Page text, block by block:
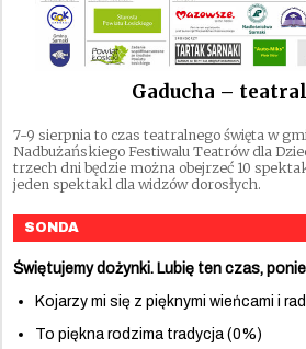
Gaducha –
7-9 sierpnia to czas teatralnego święta w
Nadbużańskiego Festiwalu Teatrów dla
trzech dni będzie można obejrzeć 10
jeden spektakl dla widzów dorosłych.
SONDA
Świętujemy dożynki. Lubię ten czas,
Kojarzy mi się z pięknymi wieńcami i
To piękna rodzima tradycja (0%)